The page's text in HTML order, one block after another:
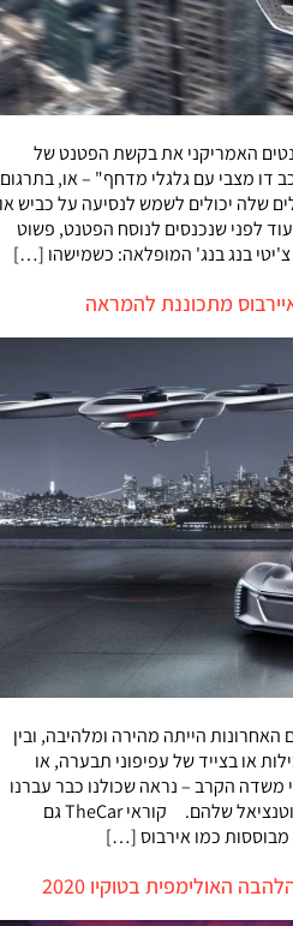
האמריקני את בקשת הפטנט של
דו מצבי עם גלגלי מדחף" – או, בתרגום
שלה יכולים לשמש לנסיעה על כביש או
לפני שנכנסים לנוסח הפטנט, פשוט
בנג בנג' המופלאה: כשמישהו […]
מתכוננת להמראה
הייתה מהירה ומלהיבה, ובין
או בצייד של עפיפוני תבערה, או
משדה הקרב – נראה שכולנו כבר עברנו
את שלב הפקפוק ביכולות או בפוטנציאל שלהם. קוראי TheCar גם
כמו אירבוס […]
האולימפית בטוקיו 2020